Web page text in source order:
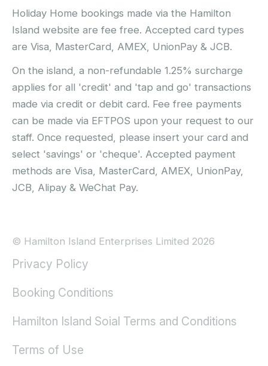
Holiday Home bookings made via the Hamilton
Island website are fee free. Accepted card types
are Visa, MasterCard, AMEX, UnionPay & JCB.
On the island, a non-refundable 1.25% surcharge
applies for all 'credit' and 'tap and go' transactions
made via credit or debit card. Fee free payments
can be made via EFTPOS upon your request to our
staff. Once requested, please insert your card and
select 'savings' or 'cheque'. Accepted payment
methods are Visa, MasterCard, AMEX, UnionPay,
JCB, Alipay & WeChat Pay.
© Hamilton Island Enterprises Limited 2026
Privacy Policy
Booking Conditions
Hamilton Island Soial Terms and Conditions
Terms of Use